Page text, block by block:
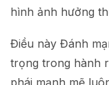
hình ảnh hưởng
Điều này Đánh
trọng trong hành
phái mạnh mẽ